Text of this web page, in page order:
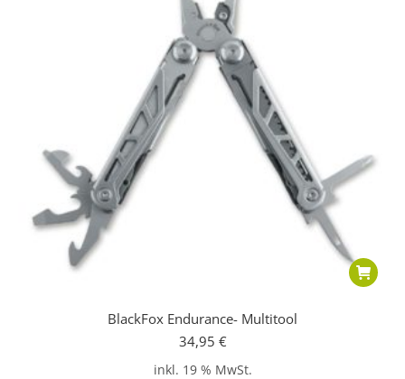
BlackFox Endurance- Multitool
34,95 €
inkl. 19 % MwSt.